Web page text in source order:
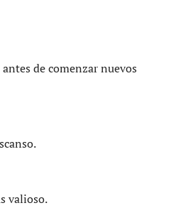
de comenzar nuevos
valioso.